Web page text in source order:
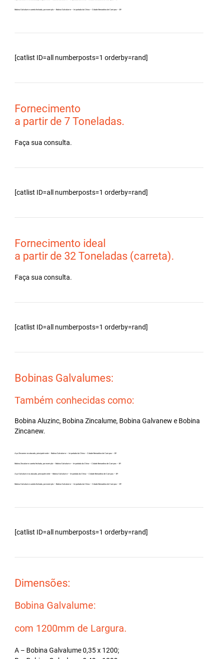
Bobina Galvalume carreta fechada, por exemplo – Bobina Galvalume – Importada da China – Cidade Bernardino de Campos – SP.
[catlist ID=all numberposts=1 orderby=rand]
Fornecimento
a partir de 7 Toneladas.
Faça sua consulta.
[catlist ID=all numberposts=1 orderby=rand]
Fornecimento ideal
a partir de 32 Toneladas (carreta).
Faça sua consulta.
[catlist ID=all numberposts=1 orderby=rand]
Bobinas Galvalumes:
Também conhecidas como:
Bobina Aluzinc, Bobina Zincalume, Bobina Galvanew e Bobina
Zincanew.
Aço Zincanew no atacado, principalmente – Bobina Galvalume – Importada da China – Cidade Bernardino de Campos – SP.
Bobina Zincalume carreta fechada, por exemplo – Bobina Galvalume – Importada da China – Cidade Bernardino de Campos – SP.
Aço Galvalume no atacado, principalmente – Bobina Galvalume – Importada da China – Cidade Bernardino de Campos – SP.
Bobina Galvalume carreta fechada, por exemplo – Bobina Galvalume – Importada da China – Cidade Bernardino de Campos – SP.
[catlist ID=all numberposts=1 orderby=rand]
Dimensões:
Bobina Galvalume:
com 1200mm de Largura.
A – Bobina Galvalume 0,35 x 1200;